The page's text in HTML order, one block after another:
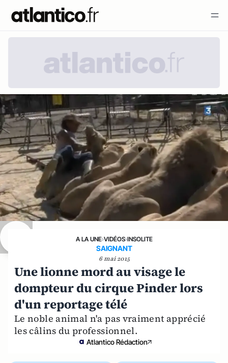
A LA UNE›VIDÉOS›INSOLITE
SAIGNANT
6 mai 2015
Une lionne mord au visage le
dompteur du cirque Pinder lors
d'un reportage télé
Le noble animal n'a pas vraiment apprécié
les câlins du professionnel.
Atlantico Rédaction